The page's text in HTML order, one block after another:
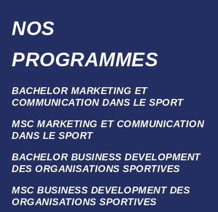
NOS
PROGRAMMES
BACHELOR MARKETING ET
COMMUNICATION DANS LE SPORT
MSC MARKETING ET COMMUNICATION
DANS LE SPORT
BACHELOR BUSINESS DEVELOPMENT
DES ORGANISATIONS SPORTIVES
MSC BUSINESS DEVELOPMENT DES
ORGANISATIONS SPORTIVES